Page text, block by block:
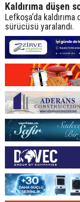
Kaldırıma düşen
Lefkoşa'da
sürücüsü yaralandı.